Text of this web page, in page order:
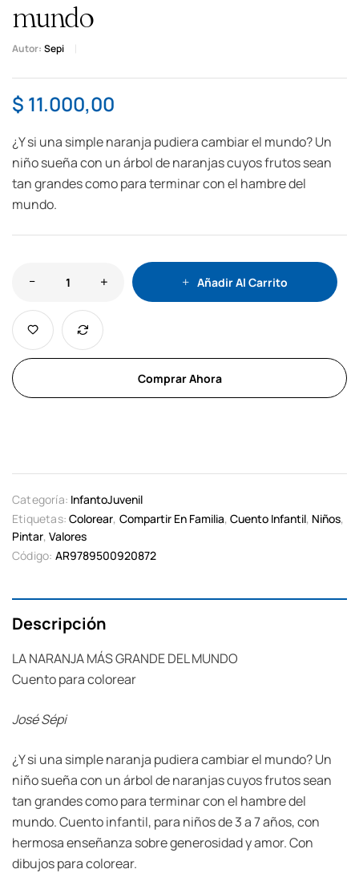
mundo
Autor: Sepi
$ 11.000,00
¿Y si una simple naranja pudiera cambiar el mundo? Un
niño sueña con un árbol de naranjas cuyos frutos sean
tan grandes como para terminar con el hambre del
mundo.
Añadir Al Carrito
Comprar Ahora
Categoría: InfantoJuvenil
Etiquetas: Colorear, Compartir En Familia,Cuento Infantil, Niños,
Pintar,Valores
Código: AR9789500920872
Descripción
LA NARANJA MÁS GRANDE DEL MUNDO
Cuento para colorear
José Sépi
¿Y si una simple naranja pudiera cambiar el mundo? Un
niño sueña con un árbol de naranjas cuyos frutos sean
tan grandes como para terminar con el hambre del
mundo. Cuento infantil, para niños de 3 a 7 años, con
hermosa enseñanza sobre generosidad y amor. Con
dibujos para colorear.